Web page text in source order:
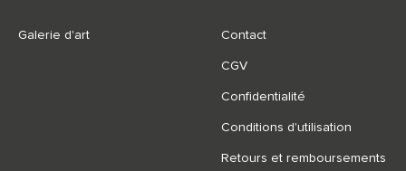
Galerie d'art Contact
CGV
Confidentialité
Conditions d'utilisation
Retours et remboursements